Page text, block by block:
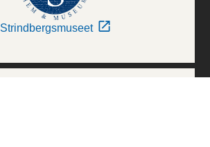
Strindbergsmuseet